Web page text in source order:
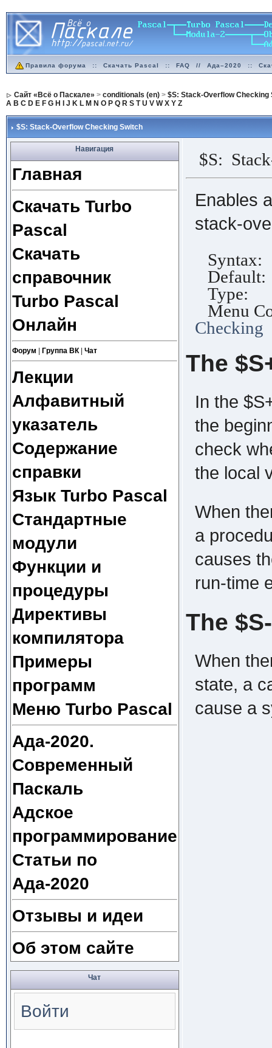
Правила форума :: Скачать Pascal :: FAQ // Ада–2020 ::
Сайт «Всё о Паскале» > conditionals (en)> $S: Stack-Overflow Checking
A B C D E F G H J K L M N O P Q R S T U V W X Y Z
$S: Stack-Overflow Checking Switch
Навигация
Главная
Скачать Turbo
Pascal
Скачать
справочник
Turbo Pascal
Онлайн
Форум Группа ВК| Чат
Лекции
Алфавитный
указатель
Содержание
справки
Язык Turbo Pascal
Стандартные
модули
Функции и
процедуры
Директивы
компилятора
Примеры
программ
Меню Turbo Pascal
Ада-2020.
Современный
Паскаль
Адское
программирование
Статьи по
Ада-2020
Отзывы и идеи
Об этом сайте
Чат
Войти
$S:
Enables
stack-
Type:
Menu
Checking
The
In the
the
check
the local
When
a
causes
run-time
The
When
state, a
cause a